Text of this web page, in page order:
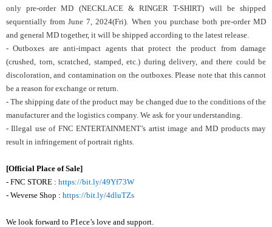
only pre-order MD (NECKLACE & RINGER T-SHIRT) will be shipped
sequentially from June 7, 2024(Fri). When you purchase both pre-order MD
and general MD together, it will be shipped according to the latest release.
- Outboxes are anti-impact agents that protect the product from damage
(crushed, torn, scratched, stamped, etc.) during delivery, and there could be
discoloration, and contamination on the outboxes. Please note that this cannot
be a reason for exchange or return.
- The shipping date of the product may be changed due to the conditions of the
manufacturer and the logistics company. We ask for your understanding.
- Illegal use of FNC ENTERTAINMENT’s artist image and MD products may
result in infringement of portrait rights.
[Official Place of Sale]
- FNC STORE : https://bit.ly/49Yf73W
- Weverse Shop : https://bit.ly/4dluTZs
We look forward to P1ece’s love and support.